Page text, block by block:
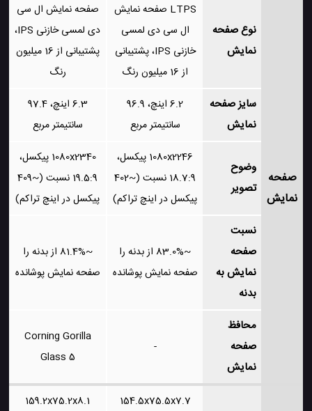
صفحه
نمایش
نوع صفحه
نمایش
LTPS صفحه نمایش
ال سی دی لمسی
خازنی IPS، پشتیبانی
از 16 میلیون رنگ
صفحه نمایش ال سی
دی لمسی خازنی IPS،
پشتیبانی از 16 میلیون
رنگ
سایز صفحه
نمایش
6.2 اینچ، 96.9
سانتیمتر مربع
6.3 اینچ، 97.4
سانتیمتر مربع
وضوح
تصویر
1080x2246 پیکسل،
18.7:9 نسبت (~402
پیکسل در اینچ تراکم)
1080x2340 پیکسل،
19.5:9 نسبت (~409
پیکسل در اینچ تراکم)
نسبت
صفحه
نمایش به
بدنه
~83.0% از بدنه را
صفحه نمایش پوشانده
~81.4% از بدنه را
صفحه نمایش پوشانده
محافظ
صفحه
نمایش
-
Corning Gorilla
Glass 5
154.5x75.5x7.7
159.2x75.2x8.1